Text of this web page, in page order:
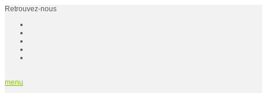
Retrouvez-nous
menu